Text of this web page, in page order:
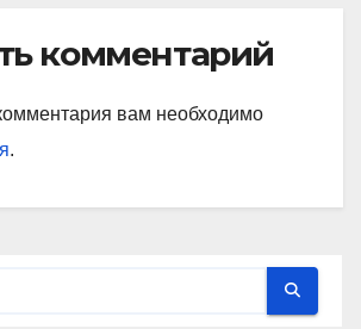
комментарий
вам необходимо
.